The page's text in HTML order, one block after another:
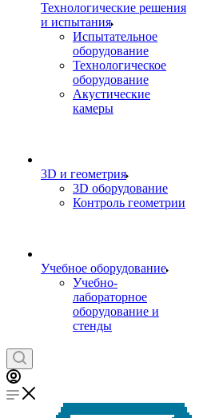
Технологические решения
и испытания
Испытательное
оборудование
Технологическое
оборудование
Акустические
камеры
3D и геометрия
3D оборудование
Контроль геометрии
Учебное оборудование
Учебно-
лабораторное
оборудование и
стенды